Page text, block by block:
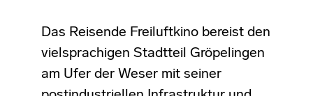
Das Reisende Freiluftkino bereist den
vielsprachigen Stadtteil Gröpelingen
am Ufer der Weser mit seiner